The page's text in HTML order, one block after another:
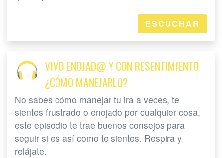
ESCUCHAR
VIVO ENOJAD@ Y CON RESENTIMIENTO
¿CÓMO MANEJARLO?
No sabes cómo manejar tu ira a veces, te
sientes frustrado o enojado por cualquier cosa,
este episodio te trae buenos consejos para
seguir si es así como te sientes. Respira y
relájate.